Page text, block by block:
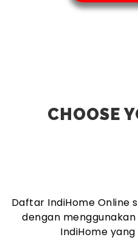
CHOOSE
Daftar IndiHome Online
dengan
IndiHome